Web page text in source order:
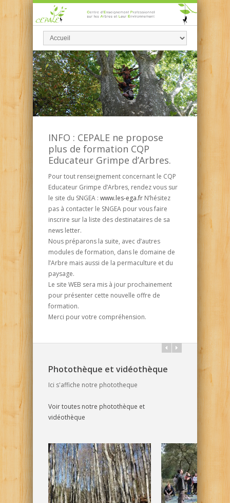
INFO : CEPALE ne propose
plus de formation CQP
Educateur Grimpe d’Arbres.
Pour tout renseignement concernant le CQP
Educateur Grimpe d’Arbres, rendez vous sur
le site du SNGEA : www.les-ega.fr N’hésitez
pas à contacter le SNGEA pour vous faire
inscrire sur la liste des destinataires de sa
news letter.
Nous préparons la suite, avec d’autres
modules de formation, dans le domaine de
l’Arbre mais aussi de la permaculture et du
paysage.
Le site WEB sera mis à jour prochainement
pour présenter cette nouvelle offre de
formation.
Merci pour votre compréhension.
Photothèque et vidéothèque
Ici s'affiche notre phototheque
Voir toutes notre photothèque et
vidéothèque